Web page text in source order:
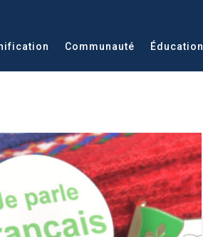
Communauté Éducation